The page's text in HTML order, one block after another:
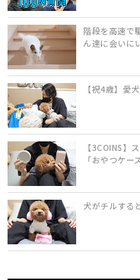
階段を高速で
ん達に会いに
【祝4歳】愛
【3COINS】
「おやつケー
犬がチルする